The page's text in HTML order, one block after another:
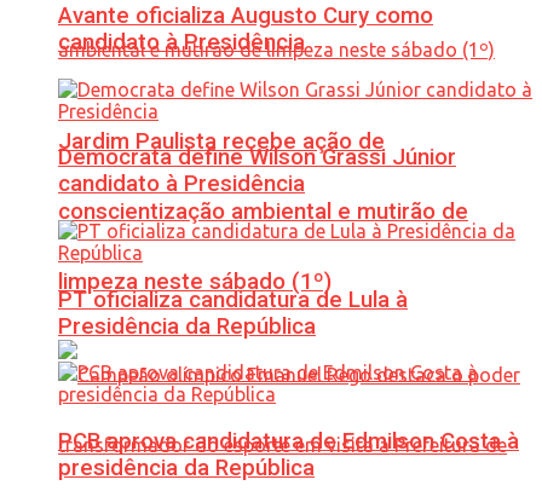
Jardim Paulista recebe ação de
conscientização ambiental e mutirão de
limpeza neste sábado (1º)
Avante oficializa Augusto Cury como
candidato à Presidência
Democrata define Wilson Grassi Júnior
candidato à Presidência
PT oficializa candidatura de Lula à
Presidência da República
PCB aprova candidatura de Edmilson Costa à
presidência da República